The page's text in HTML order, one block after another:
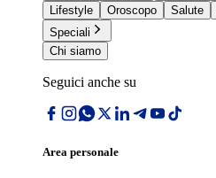
Lifestyle
Oroscopo Salute
Speciali
Chi siamo
Seguici anche su
Area personale